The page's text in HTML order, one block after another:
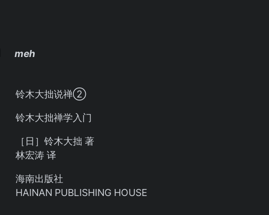
meh
铃木大拙说禅②
铃木大拙禅学入门
［日］铃木大拙 著
林宏涛 译
海南出版社
HAINAN PUBLISHING HOUSE